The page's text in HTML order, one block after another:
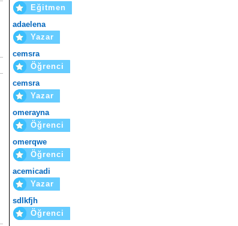
Eğitmen
adaelena
Yazar
cemsra
Öğrenci
cemsra
Yazar
omerayna
Öğrenci
omerqwe
Öğrenci
acemicadi
Yazar
sdlkfjh
Öğrenci